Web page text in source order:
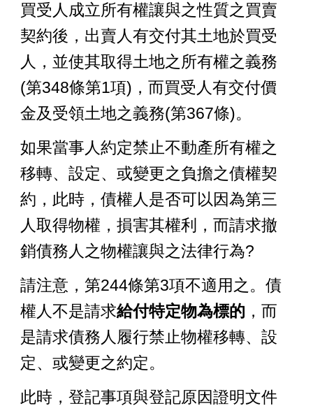
買受人成立所有權讓與之性質之買賣
契約後，出賣人有交付其土地於買受
人，並使其取得土地之所有權之義務
(第348條第1項)，而買受人有交付價
金及受領土地之義務(第367條)。
如果當事人約定禁止不動產所有權之
移轉、設定、或變更之負擔之債權契
約，此時，債權人是否可以因為第三
人取得物權，損害其權利，而請求撤
銷債務人之物權讓與之法律行為?
請注意，第244條第3項不適用之。債
權人不是請求給付特定物為標的 ，而
是請求債務人履行禁止物權移轉、設
定、或變更之約定。
此時，登記事項與登記原因證明文件